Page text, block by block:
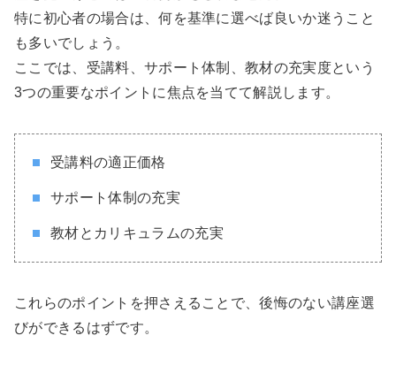
特に初心者の場合は、何を基準に選べば良いか迷うこと
も多いでしょう。
ここでは、受講料、サポート体制、教材の充実度という
3つの重要なポイントに焦点を当てて解説します。
受講料の適正価格
サポート体制の充実
教材とカリキュラムの充実
これらのポイントを押さえることで、後悔のない講座選
びができるはずです。